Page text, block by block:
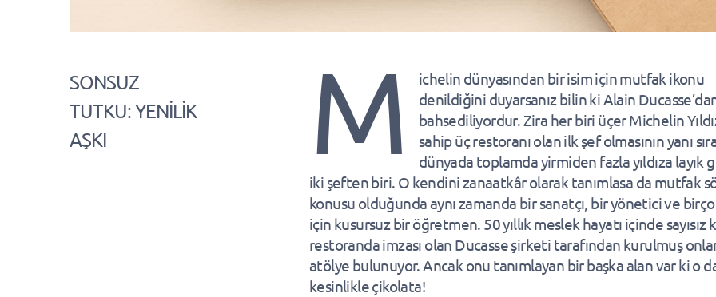
SONSUZ
TUTKU: YENİLİK
AŞKI
M
ichelin dünyasından bir isim için mutfak ikonu
denildiğini duyarsanız bilin ki Alain
bahsediliyordur. Zira her biri üçer Michelin
sahip üç restoranı olan ilk şef olmasının yanı
dünyada toplamda yirmiden fazla yıldıza layık
iki şeften biri. O kendini zanaatkâr olarak tanımlasa da mutfak
konusu olduğunda aynı zamanda bir sanatçı, bir yönetici ve
için kusursuz bir öğretmen. 50 yıllık meslek hayatı içinde sayısız
restoranda imzası olan Ducasse şirketi tarafından kurulmuş
atölye bulunuyor. Ancak onu tanımlayan bir başka alan var ki o
kesinlikle çikolata!